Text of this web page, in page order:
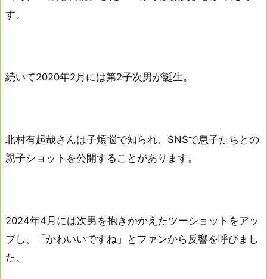
す。
続いて2020年2月には第2子次男が誕生。
北村有起哉さんは子煩悩で知られ、SNSで息子たちとの
親子ショットを公開することがあります。
2024年4月には次男を抱きかかえたツーショットをアッ
プし、「かわいいですね」とファンから反響を呼びまし
た。